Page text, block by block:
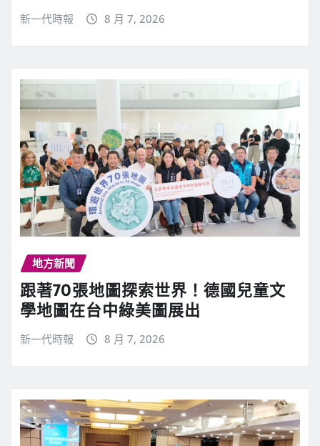
新一代時報 8 月 7, 2026
地方新聞
跟著70張地圖探索世界！德國兒童文
學地圖在台中綠美圖展出
新一代時報 8 月 7, 2026